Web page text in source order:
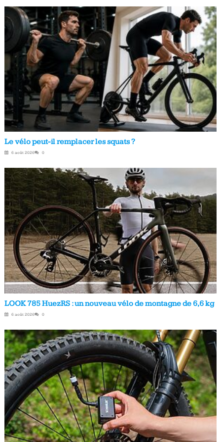
Le vélo peut-il remplacer les squats ?
6 août 2026 0
LOOK 785 HuezRS : un nouveau vélo de montagne de 6,6 kg
6 août 2026 0